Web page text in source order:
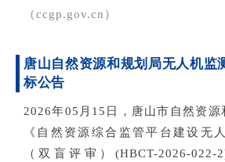
（ccgp.gov.cn）
唐山自然资源和规划局无人机监
标公告
2026年05月15日，唐山市自然资源
《自然资源综合监管平台建设无
（双盲评审）(HBCT-2026-